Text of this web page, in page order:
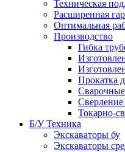
Техническая
Расширенная
Оптимальная
Производство
Гибка
Прокатка
Сверление
Токарно-
Б/У Техника
Экскаваторы бу
Экскаваторы